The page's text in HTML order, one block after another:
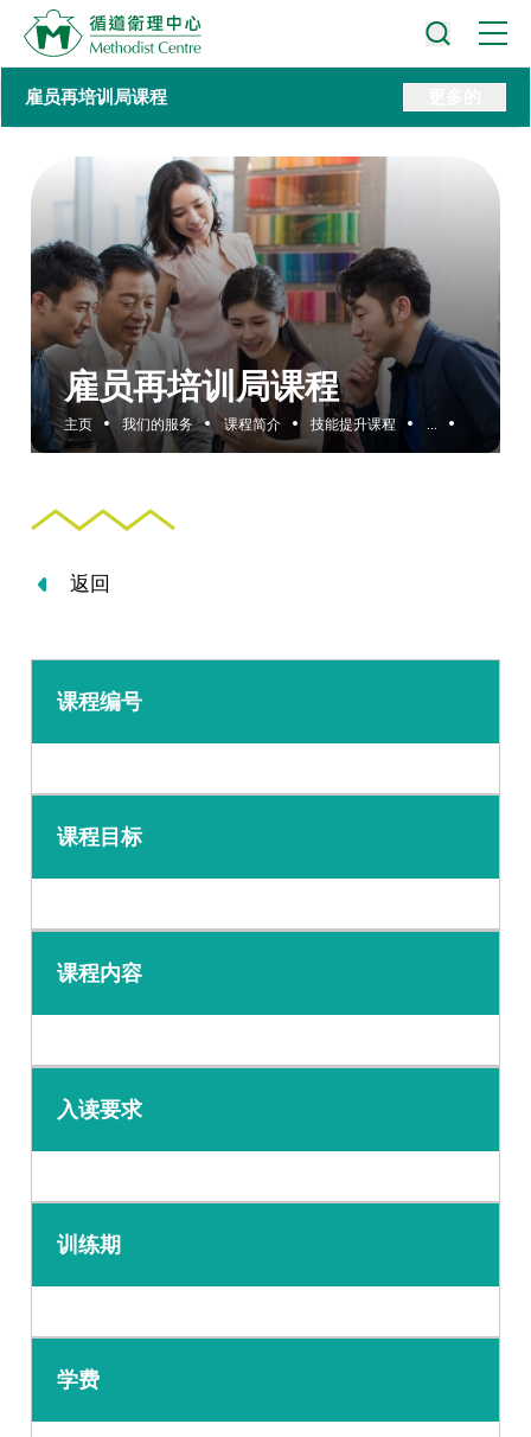
雇员再培训局课程
主页 我们的服务 课程简介 技能提升课程 ...
雇员再培训局课程
返回
课程编号
课程目标
课程内容
入读要求
训练期
学费